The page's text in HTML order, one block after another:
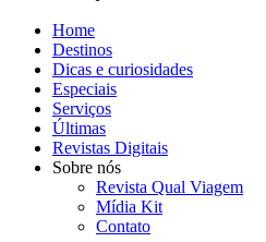
Home
Destinos
Dicas e curiosidades
Especiais
Serviços
Últimas
Revistas Digitais
Sobre nós
Revista Qual Viagem
Mídia Kit
Contato